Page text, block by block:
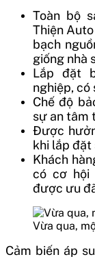
Toàn bộ
Thiện
bạch
giống nhà
Lắp đặt
nghiệp, có
Chế độ
sự an tâm
Được
khi lắp đặt
Khách
có cơ hội
được ưu
Vừa qua,
Cảm biến áp